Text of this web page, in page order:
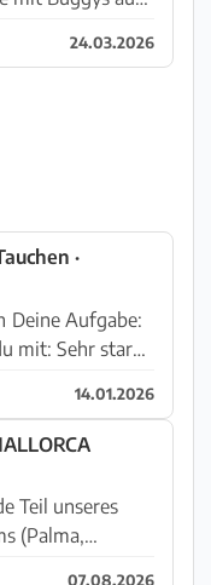
24.03.2026
·
14.01.2026
M1 BIKES MALLORCA
Teil unseres
07.08.2026